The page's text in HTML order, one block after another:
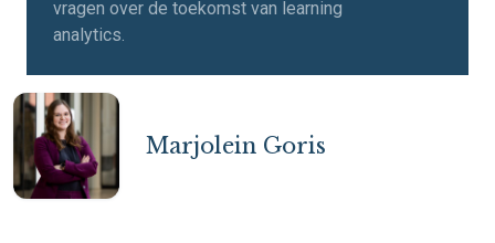
vragen over de toekomst van learning
analytics.
Marjolein Goris